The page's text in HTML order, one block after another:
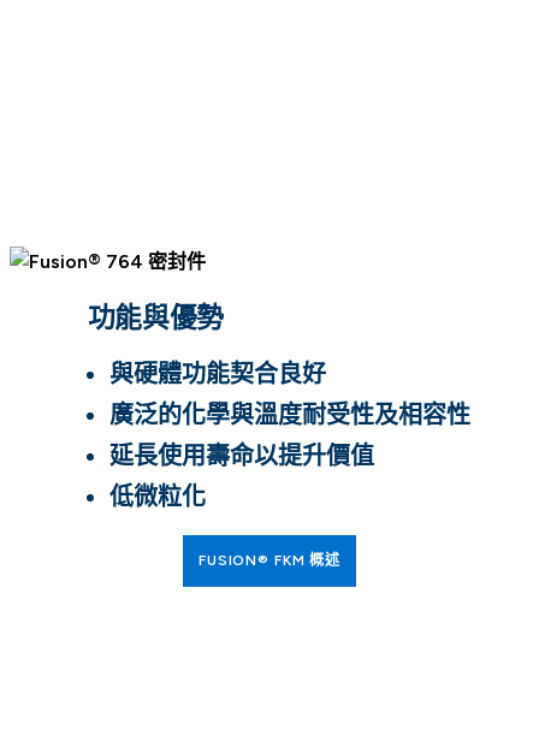
功能與優勢
與硬體功能契合良好
廣泛的化學與溫度耐受性及相容性
延長使用壽命以提升價值
低微粒化
FUSION® FKM 概述